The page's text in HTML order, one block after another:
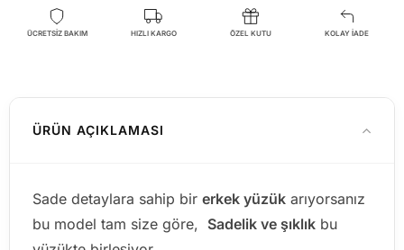
ÜCRETSİZ BAKIM HIZLI KARGO ÖZEL KUTU KOLAY İADE
ÜRÜN AÇIKLAMASI
Sade detaylara sahip bir erkek yüzükarıyorsanız
bu model tam size göre, Sadelik ve şıklıkbu